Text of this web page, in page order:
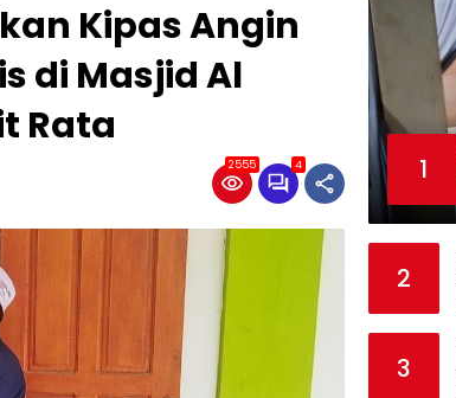
Kipas Angin
di Masjid Al
Rata
2555 4 1
2
3